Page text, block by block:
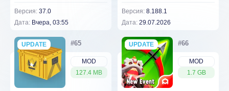
Версия: 37.0
Дата: Вчера, 03:55
Версия: 8.188.1
Дата: 29.07.2026
MOD
127.4 MB
UPDATE
NEW
MOD
1.7 GB
UPDATE
NEW